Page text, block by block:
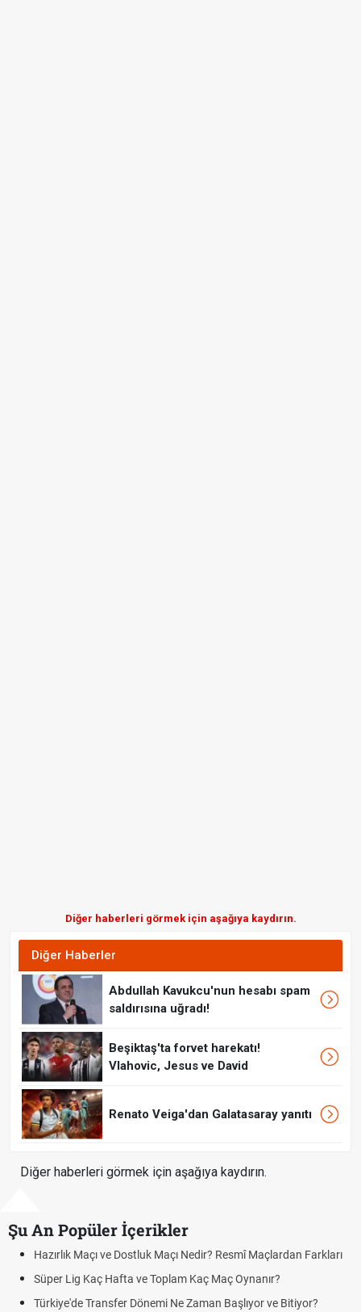
Diğer haberleri görmek için aşağıya kaydırın.
Diğer Haberler
Abdullah Kavukcu'nun hesabı spam
saldırısına uğradı!
Beşiktaş'ta forvet harekatı!
Vlahovic, Jesus ve David
Renato Veiga'dan Galatasaray yanıtı
Diğer haberleri görmek için aşağıya kaydırın.
Şu An Popüler İçerikler
ve Dostluk Maçı Nedir? Resmî Maçlardan Farkları
Hafta ve Toplam Kaç Maç Oynanır?
Dönemi Ne Zaman Başlıyor ve Bitiyor?
Puan
Futbol Nasıl